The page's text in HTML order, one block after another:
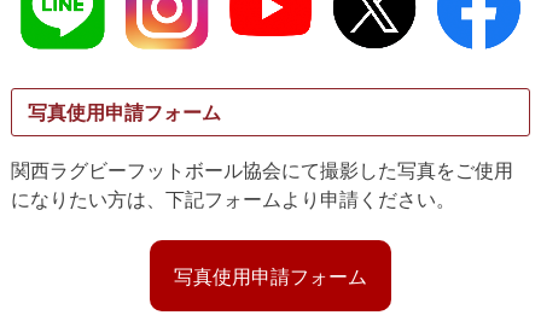
写真使用申請フォーム
関西ラグビーフットボール協会にて撮影した写真をご使用
になりたい方は、下記フォームより申請ください。
写真使用申請フォーム